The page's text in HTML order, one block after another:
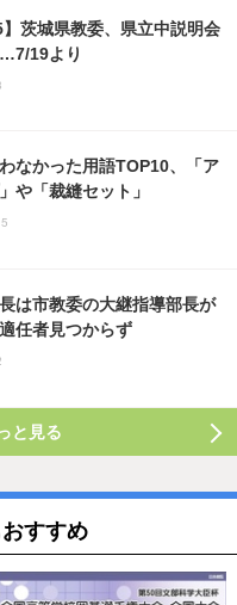
】茨城県教委、県立中説明会
19より
なかった用語TOP10、「ア
や「裁縫セット」
は市教委の大継指導部長が
任者見つからず
と見る
すすめ